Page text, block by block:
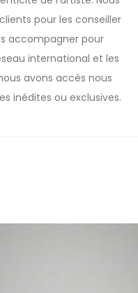
pour les conseiller
accompagner pour
international et les
avons accès nous
inédites ou exclusives.